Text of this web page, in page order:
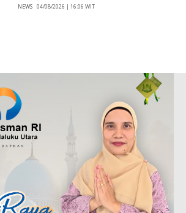
NEWS 04/08/2026 | 16:06 WIT